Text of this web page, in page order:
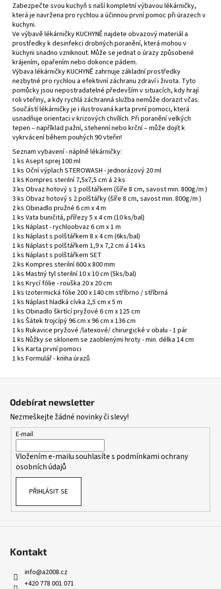
Zabezpečte svou kuchyň s naší kompletní výbavou lékárničky,
která je navržena pro rychlou a účinnou první pomoc při úrazech v
kuchyni.
Ve výbavě lékárničky KUCHYNĚ najdete obvazový materiál a
prostředky k desinfekci drobných poranění, která mohou v
kuchyni snadno vzniknout. Může se jednat o úrazy způsobené
krájením, opařením nebo dokonce pádem.
Výbava lékárničky KUCHYNĚ zahrnuje základní prostředky
nezbytné pro rychlou a efektivní záchranu zdraví i života. Tyto
pomůcky jsou nepostradatelné především v situacích, kdy hrají
roli vteřiny, a kdy rychlá záchranná služba nemůže dorazit včas.
Součástí lékárničky je i ilustrovaná karta první pomoci, která
usnadňuje orientaci v krizových chvílích. Při poranění velkých
tepen – například pažní, stehenní nebo krční – může dojít k
vykrvácení během pouhých 90 vteřin!
Seznam vybavení - náplně lékárničky:
1 ks Asept sprej 100 ml
1 ks Oční výplach STEROWASH - jednorázový 20 ml
1 ks Kompres sterilní 7,5x7,5 cm á 2 ks
3 ks Obvaz hotový s 1 polštářkem (šíře 8 cm, savost min. 800g/m )
3 ks Obvaz hotový s 2 polštářky (šíře 8 cm, savost min. 800g/m )
2 ks Obinadlo pružné 6 cm x 4 m
1 ks Vata buničitá, přířezy 5 x 4 cm (10 ks/bal)
1 ks Náplast - rychloobvaz 6 cm x 1 m
1 ks Náplast s polštářkem 8 x 4 cm (6ks/bal)
1 ks Náplast s polštářkem 1,9 x 7,2 cm á 14 ks
1 ks Náplast s polštářkem SET
2 ks Kompres sterilní 600 x 800 mm
1 ks Mastný tyl sterilní 10 x 10 cm (5ks/bal)
1 ks Krycí fólie - rouška 20 x 20 cm
1 ks Izotermická fólie 200 x 140 cm stříbrno / stříbrná
1 ks Náplast hladká cívka 2,5 cm x 5 m
1 ks Obinadlo škrtící pryžové 6 cm x 125 cm
1 ks Šátek trojcípý 96 cm x 96 cm x 136 cm
1 ks Rukavice pryžové /latexové/ chirurgické v obalu - 1 pár
1 ks Nůžky se sklonem se zaoblenými hroty - min. délka 14 cm
1 ks Karta první pomoci
1 ks Formulář - kniha úrazů
Odebírat newsletter
Nezmeškejte žádné novinky či slevy!
E-mail
Vložením e-mailu souhlasíte s podmínkami ochrany
osobních údajů
PŘIHLÁSIT SE
Kontakt
info@a2008.cz
+420 778 001 071